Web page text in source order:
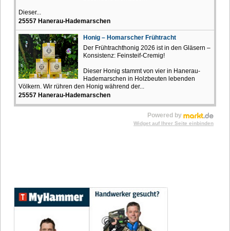
Dieser...
25557 Hanerau-Hademarschen
Honig – Homarscher Frühtracht
Der Frühtrachthonig 2026 ist in den Gläsern –
Konsistenz: Feinsteif-Cremig!
Dieser Honig stammt von vier in Hanerau-
Hademarschen in Holzbeuten lebenden
Völkern. Wir rühren den Honig während der...
25557 Hanerau-Hademarschen
Powered by
Widget auf Ihrer Seite einbinden